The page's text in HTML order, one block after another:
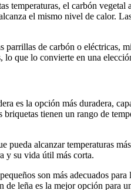
temperaturas, el carbón vegetal
el mismo nivel de calor.
de carbón o eléctricas,
que lo convierte en una
es la opción más duradera,
tienen un rango de
alcanzar temperaturas
y su vida útil más corta.
son más adecuados
leña es la mejor opción para